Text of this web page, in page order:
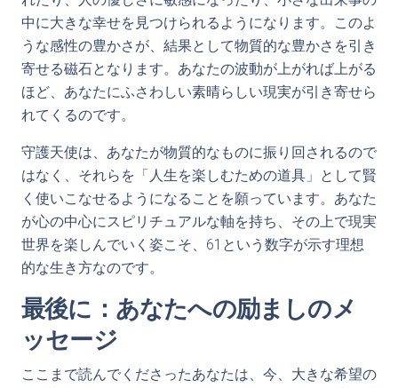
中に大きな幸せを見つけられるようになります。このよ
うな感性の豊かさが、結果として物質的な豊かさを引き
寄せる磁石となります。あなたの波動が上がれば上がる
ほど、あなたにふさわしい素晴らしい現実が引き寄せら
れてくるのです。
守護天使は、あなたが物質的なものに振り回されるので
はなく、それらを「人生を楽しむための道具」として賢
く使いこなせるようになることを願っています。あなた
が心の中心にスピリチュアルな軸を持ち、その上で現実
世界を楽しんでいく姿こそ、61という数字が示す理想
的な生き方なのです。
最後に：あなたへの励ましのメ
ッセージ
ここまで読んでくださったあなたは、今、大きな希望の